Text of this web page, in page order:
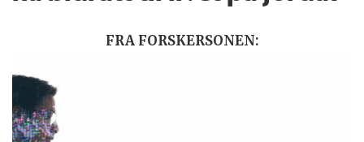
FRA FORSKERSONEN: